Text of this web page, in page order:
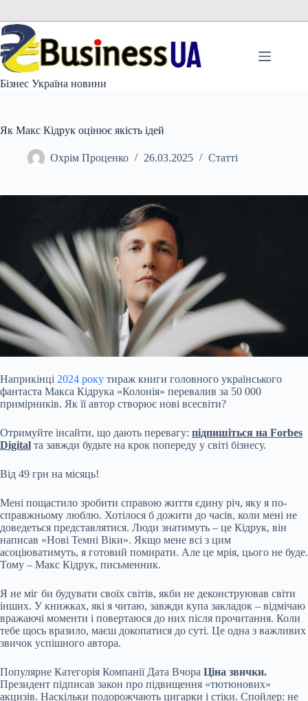
вмісту
Бізнес Україна новини
Як Макс Кідрук оцінює якість ідей
Охрім Проценко 26.03.2025 Статті
Наприкінці 2024 року тираж книги головного українського
фантаста Макса Кідрука «Колонія» перевалив за 50 000
примірників. Як її автор створює нові всесвіти?
Отримуйте інсайти, що дають перевагу: підпишіться на Forbes
Digital та завжди будьте на крок попереду у світі бізнесу.
Від 49 грн на місяць!
Мені пощастило зробити справою життя єдину річ, яку я по‐
справжньому люблю. Хотілося б дожити до часів, коли мені не
доведеться представлятися. Люди знатимуть – це Кідрук, він
написав «Нові Темні Віки». Якщо мене всі з цим
асоціюватимуть, я готовий помирати. Але це мрія, цього не буде.
Тому – Макс Кідрук, письменник.
Я не міг би будувати своїх світів, якби не деконструював світи
інших. У книжках, які я читаю, завжди купа закладок – відмічаю
вражаючі моменти і повертаюся до них після прочитання. Коли
тебе щось вразило, маєш докопатися до суті. Це одна з важливих
звичок успішного автора.
Популярне Категорія Компанії Дата Вчора Ціна звички.
Президент підписав закон про підвищення «тютюнових»
акцизів. Наскільки подорожчають цигарки і стіки. Спойлер: не